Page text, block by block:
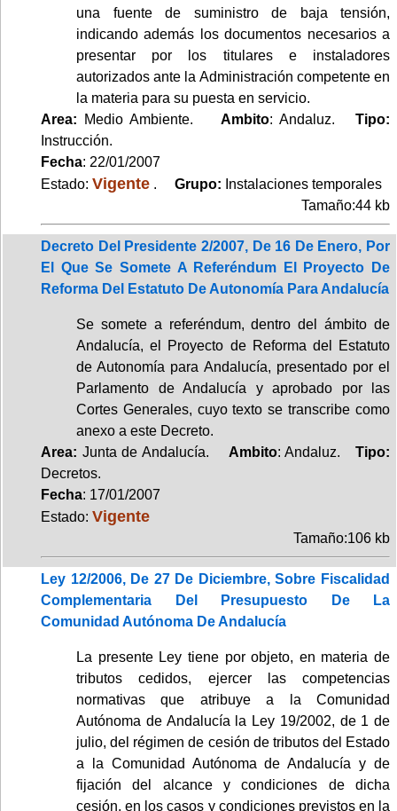
una fuente de suministro de baja tensión,
indicando además los documentos necesarios a
presentar por los titulares e instaladores
autorizados ante la Administración competente en
la materia para su puesta en servicio.
Area: Medio Ambiente. Ambito: Andaluz.Tipo:
Instrucción.
Fecha: 22/01/2007
Estado: Vigente . Grupo: Instalaciones temporales
Tamaño:44 kb
Decreto Del Presidente 2/2007, De 16 De Enero, Por
El Que Se Somete A Referéndum El Proyecto De
Reforma Del Estatuto De Autonomía Para Andalucía
Se somete a referéndum, dentro del ámbito de
Andalucía, el Proyecto de Reforma del Estatuto
de Autonomía para Andalucía, presentado por el
Parlamento de Andalucía y aprobado por las
Cortes Generales, cuyo texto se transcribe como
anexo a este Decreto.
Area: Junta de Andalucía. Ambito: Andaluz.Tipo:
Decretos.
Fecha: 17/01/2007
Estado: Vigente
Tamaño:106 kb
Ley 12/2006, De 27 De Diciembre, Sobre Fiscalidad
Complementaria Del Presupuesto De La
Comunidad Autónoma De Andalucía
La presente Ley tiene por objeto, en materia de
tributos cedidos, ejercer las competencias
normativas que atribuye a la Comunidad
Autónoma de Andalucía la Ley 19/2002, de 1 de
julio, del régimen de cesión de tributos del Estado
a la Comunidad Autónoma de Andalucía y de
fijación del alcance y condiciones de dicha
cesión, en los casos y condiciones previstos en la